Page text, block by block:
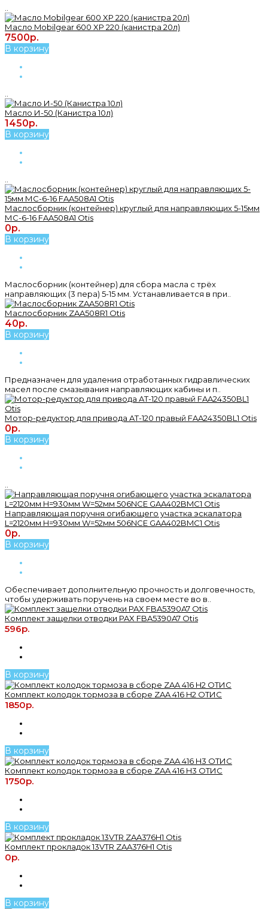
Масло Mobilgear 600 XP 220 (канистра 20л)
7500р.
В корзину
Масло И-50 (Канистра 10л)
1450р.
В корзину
Маслосборник (контейнер) круглый для направляющих 5-15мм
МС-6-16 FAA508A1 Otis
0р.
В корзину
Маслосборник (контейнер) для сбора масла с трёх
направляющих (3 пера) 5-15 мм. Устанавливается в при..
Маслосборник ZAA508R1 Otis
40р.
В корзину
Предназначен для удаления отработанных гидравлических
масел после смазывания направляющих кабины и п..
Мотор-редуктор для привода AT-120 правый FAA24350BL1 Otis
0р.
В корзину
Направляющая поручня огибающего участка эскалатора
L=2120мм H=930мм W=52мм 506NCE GAA402BMC1 Otis
0р.
В корзину
Обеспечивает дополнительную прочность и долговечность,
чтобы удерживать поручень на своем месте во в..
Комплект защелки отводки PAX FBA5390A7 Otis
596р.
В корзину
Комплект колодок тормоза в сборе ZAA 416 H2 ОТИС
1850р.
В корзину
Комплект колодок тормоза в сборе ZAA 416 H3 ОТИС
1750р.
В корзину
Комплект прокладок 13VTR ZAA376H1 Otis
0р.
В корзину